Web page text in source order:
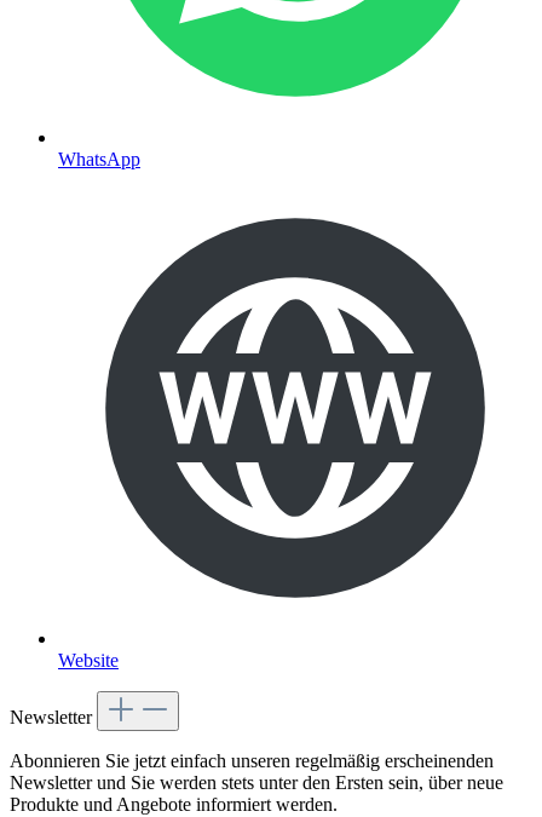
WhatsApp
Website
Newsletter
Abonnieren Sie jetzt einfach unseren regelmäßig erscheinenden
Newsletter und Sie werden stets unter den Ersten sein, über neue
Produkte und Angebote informiert werden.